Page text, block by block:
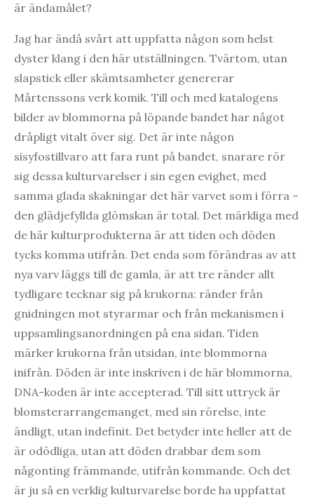
är ändamålet?
Jag har ändå svårt att uppfatta någon som helst
dyster klang i den här utställningen. Tvärtom, utan
slapstick eller skämtsamheter genererar
Mårtenssons verk komik. Till och med katalogens
bilder av blommorna på löpande bandet har något
dråpligt vitalt över sig. Det är inte någon
sisyfostillvaro att fara runt på bandet, snarare rör
sig dessa kulturvarelser i sin egen evighet, med
samma glada skakningar det här varvet som i förra –
den glädjefyllda glömskan är total. Det märkliga med
de här kulturprodukterna är att tiden och döden
tycks komma utifrån. Det enda som förändras av att
nya varv läggs till de gamla, är att tre ränder allt
tydligare tecknar sig på krukorna: ränder från
gnidningen mot styrarmar och från mekanismen i
uppsamlingsanordningen på ena sidan. Tiden
märker krukorna från utsidan, inte blommorna
inifrån. Döden är inte inskriven i de här blommorna,
DNA-koden är inte accepterad. Till sitt uttryck är
blomsterarrangemanget, med sin rörelse, inte
ändligt, utan indefinit. Det betyder inte heller att de
är odödliga, utan att döden drabbar dem som
någonting främmande, utifrån kommande. Och det
är ju så en verklig kulturvarelse borde ha uppfattat